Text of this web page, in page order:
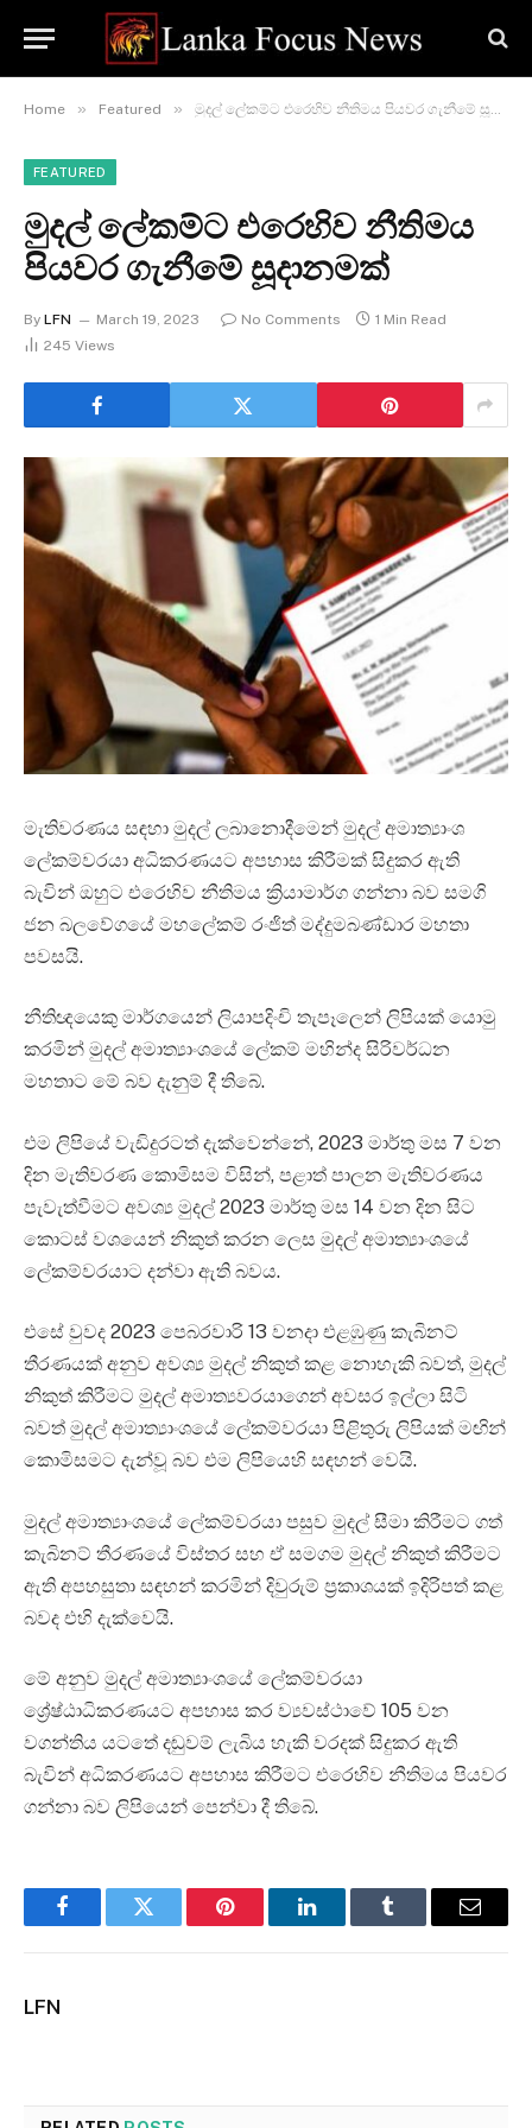
Home » Featured » මුදල් ලේකම්ට එරෙහිව නීතිමය පියවර ගැනීමේ සූදානමක්
FEATURED
මුදල් ලේකම්ට එරෙහිව නීතිමය
පියවර ගැනීමේ සූදානමක්
By LFN March 19, 2023 No Comments
1 Min Read
245 Views
මැතිවරණය සඳහා මුදල් ලබානොදීමෙන් මුදල් අමාත්‍යාංශ
ලේකම්වරයා අධිකරණයට අපහාස කිරීමක් සිදුකර ඇති
බැවින් ඔහුට එරෙහිව නීතිමය ක්‍රියාමාර්ග ගන්නා බව සමගි
ජන බලවේගයේ මහලේකම් රංජිත් මද්දුමබණ්ඩාර මහතා
පවසයි.
නීතිඥයෙකු මාර්ගයෙන් ලියාපදිංචි තැපෑලෙන් ලිපියක් යොමු
කරමින් මුදල් අමාත්‍යාංශයේ ලේකම් මහින්ද සිරිවර්ධන
මහතාට මේ බව දැනුම් දී තිබේ.
එම ලිපියේ වැඩිදුරටත් දැක්වෙන්නේ, 2023 මාර්තු මස 7 වන
දින මැතිවරණ කොමිසම විසින්, පළාත් පාලන මැතිවරණය
පැවැත්වීමට අවශ්‍ය මුදල් 2023 මාර්තු මස 14 වන දින සිට
කොටස් වශයෙන් නිකුත් කරන ලෙස මුදල් අමාත්‍යාංශයේ
ලේකම්වරයාට දන්වා ඇති බවය.
එසේ වුවද 2023 පෙබරවාරි 13 වනදා එළඹුණු කැබිනට්
තීරණයක් අනුව අවශ්‍ය මුදල් නිකුත් කළ නොහැකි බවත්, මුදල්
නිකුත් කිරීමට මුදල් අමාත්‍යවරයාගෙන් අවසර ඉල්ලා සිටි
බවත් මුදල් අමාත්‍යාංශයේ ලේකම්වරයා පිළිතුරු ලිපියක් මඟින්
කොමිසමට දැන්වූ බව එම ලිපියෙහි සඳහන් වෙයි.
මුදල් අමාත්‍යාංශයේ ලේකම්වරයා පසුව මුදල් සීමා කිරීමට ගත්
කැබිනට් තීරණයේ විස්තර සහ ඒ සමගම මුදල් නිකුත් කිරීමට
ඇති අපහසුතා සඳහන් කරමින් දිවුරුම් ප්‍රකාශයක් ඉදිරිපත් කළ
බවද එහි දැක්වෙයි.
මේ අනුව මුදල් අමාත්‍යාංශයේ ලේකම්වරයා
ශ්‍රේෂ්ඨාධිකරණයට අපහාස කර ව්‍යවස්ථාවේ 105 වන
වගන්තිය යටතේ දඬුවම් ලැබිය හැකි වරදක් සිදුකර ඇති
බැවින් අධිකරණයට අපහාස කිරීමට එරෙහිව නීතිමය පියවර
ගන්නා බව ලිපියෙන් පෙන්වා දී තිබේ.
FacebookTwitter Pinterest LinkedInTumblr Email
LFN